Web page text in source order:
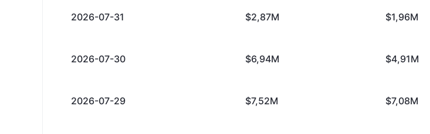
2026-07-31 $2,87M $1,96M
2026-07-30 $6,94M $4,91M
2026-07-29 $7,52M $7,08M